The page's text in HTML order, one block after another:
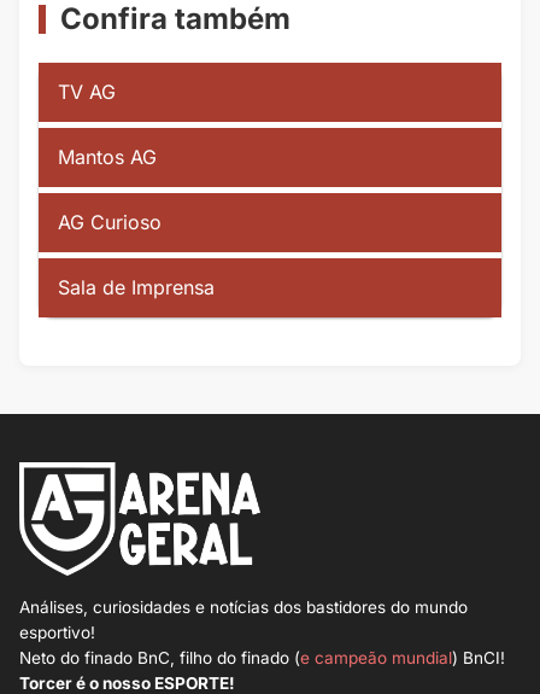
Confira também
TV AG
Mantos AG
AG Curioso
Sala de Imprensa
Análises, curiosidades e notícias dos bastidores do mundo
esportivo!
Neto do finado BnC, filho do finado (e campeão mundial) BnCI!
Torcer é o nosso ESPORTE!